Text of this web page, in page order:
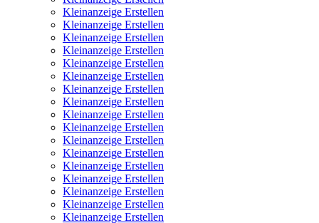
Kleinanzeige Erstellen
Kleinanzeige Erstellen
Kleinanzeige Erstellen
Kleinanzeige Erstellen
Kleinanzeige Erstellen
Kleinanzeige Erstellen
Kleinanzeige Erstellen
Kleinanzeige Erstellen
Kleinanzeige Erstellen
Kleinanzeige Erstellen
Kleinanzeige Erstellen
Kleinanzeige Erstellen
Kleinanzeige Erstellen
Kleinanzeige Erstellen
Kleinanzeige Erstellen
Kleinanzeige Erstellen
Kleinanzeige Erstellen